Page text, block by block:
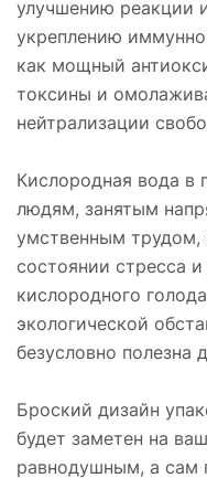
улучшению реакции
укреплению
как мощный
токсины и
нейтрализации
Кислородная вода в
людям, занятым
умственным
состоянии стресса
кислородного
экологической
безусловно
Броский дизайн
будет заметен на
равнодушным, а сам